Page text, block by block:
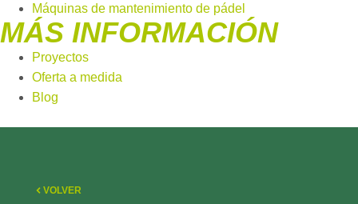
Máquinas de mantenimiento de pádel
MÁS INFORMACIÓN
Proyectos
Oferta a medida
Blog
VOLVER